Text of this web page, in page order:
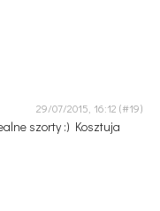
29/07/2015, 16:12
szorty :) Kosztuja